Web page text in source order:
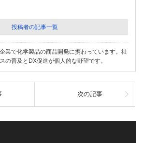
投稿者の記事一覧
業で化学製品の商品開発に携わっています。社
の普及とDX促進が個人的な野望です。
次の記事